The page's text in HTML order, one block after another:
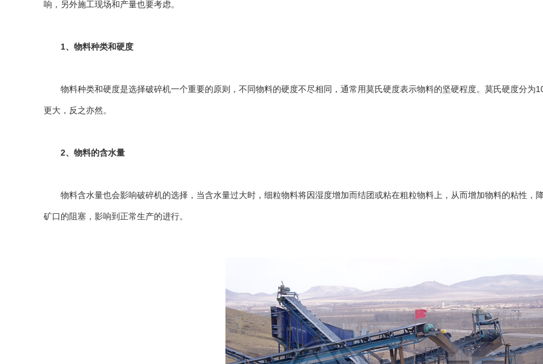
响，另外施工现场和产量也要考虑。
1、物料种类和硬度
物料种类和硬度是选择破碎机一个重要的原则，不同物料的硬度不尽相同，通常用莫氏硬度表示物料的坚硬程度。莫氏硬度分为
更大，反之亦然。
2、物料的含水量
物料含水量也会影响破碎机的选择，当含水量过大时，细粒物料将因湿度增加而结团或粘在粗粒物料上，从而增加物料的粘性，
矿口的阻塞，影响到正常生产的进行。